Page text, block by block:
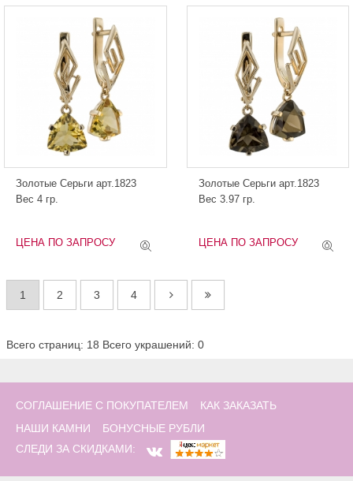
Золотые Серьги арт.1823
Вес 4 гр.
ЦЕНА ПО ЗАПРОСУ
Золотые Серьги арт.1823
Вес 3.97 гр.
ЦЕНА ПО ЗАПРОСУ
1 2 3 4
Всего страниц: 18 Всего украшений: 0
СОГЛАШЕНИЕ С ПОКУПАТЕЛЕМ
КАК ЗАКАЗАТЬ
НАШИ КАМНИ
БОНУСНЫЕ РУБЛИ
СЛЕДИ ЗА СКИДКАМИ: